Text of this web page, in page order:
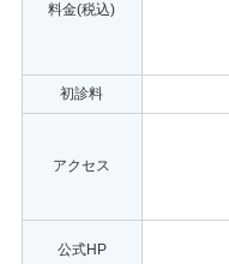
料金(税込)
初診料
アクセス
公式HP